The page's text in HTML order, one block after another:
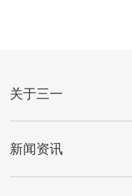
关于三一
新闻资讯